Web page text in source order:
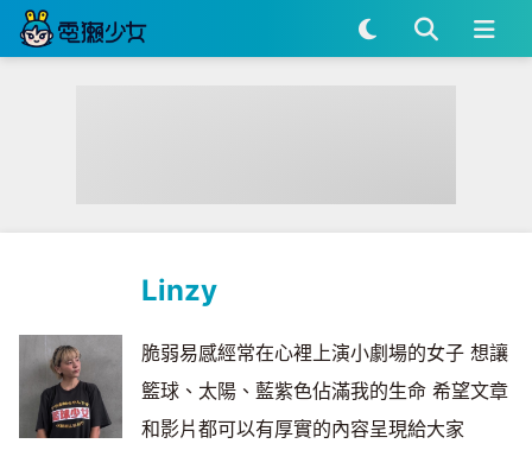
Linzy
脆弱易感經常在心裡上演小劇場的女子 想讓
籃球、太陽、藍紫色佔滿我的生命 希望文章
和影片都可以有厚實的內容呈現給大家